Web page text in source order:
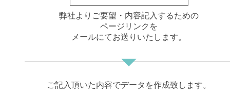
弊社よりご要望・内容記入するための
ページリンクを
メールにてお送りいたします。
ご記入頂いた内容でデータを作成致します。